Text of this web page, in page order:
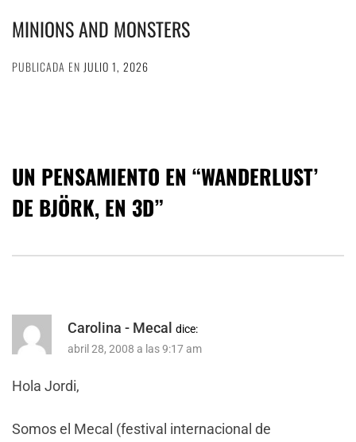
MINIONS AND MONSTERS
PUBLICADA EN JULIO 1, 2026
UN PENSAMIENTO EN “WANDERLUST’
DE BJÖRK, EN 3D”
Carolina - Mecal dice:
abril 28, 2008 a las 9:17 am
Hola Jordi,
Somos el Mecal (festival internacional de